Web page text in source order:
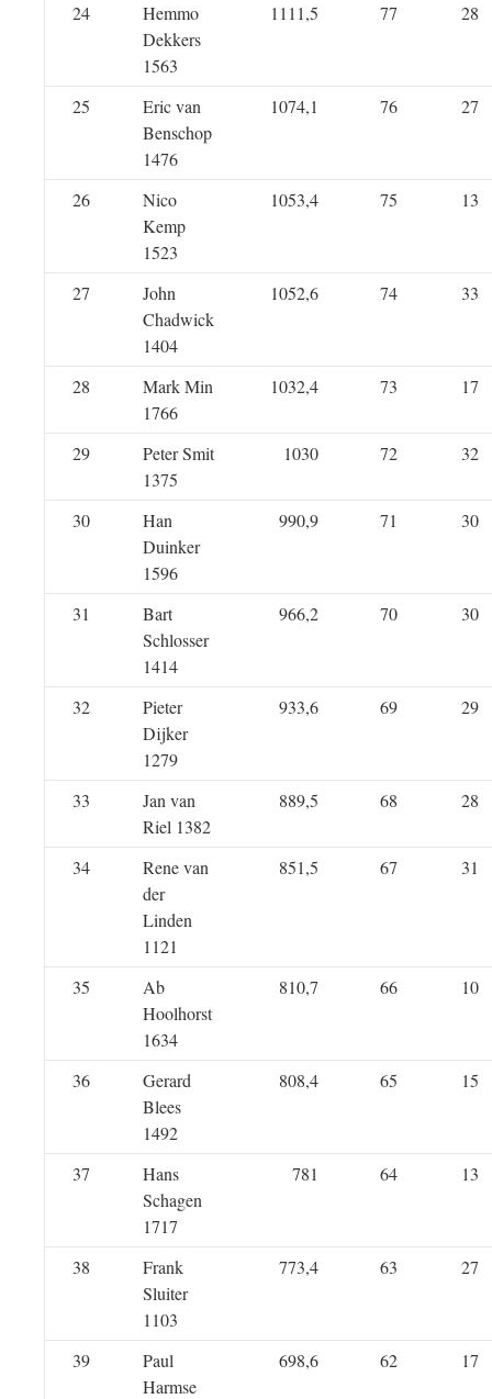
24
Hemmo
Dekkers
1563
1111,5 77 28
25
Eric van
Benschop
1476
1074,1 76 27
26
Nico
Kemp
1523
1053,4 75 13
27
John
Chadwick
1404
1052,6 74 33
28
Mark Min
1766
1032,4 73 17
29
Peter Smit
1375
1030 72 32
30
Han
Duinker
1596
990,9 71 30
31
Bart
Schlosser
1414
966,2 70 30
32
Pieter
Dijker
1279
933,6 69 29
33
Jan van
Riel 1382
889,5 68 28
34
Rene van
der
Linden
1121
851,5 67 31
35
Ab
Hoolhorst
1634
810,7 66 10
36
Gerard
Blees
1492
808,4 65 15
37
Hans
Schagen
1717
781 64 13
38
Frank
Sluiter
1103
773,4 63 27
39
Paul
Harmse
698,6 62 17